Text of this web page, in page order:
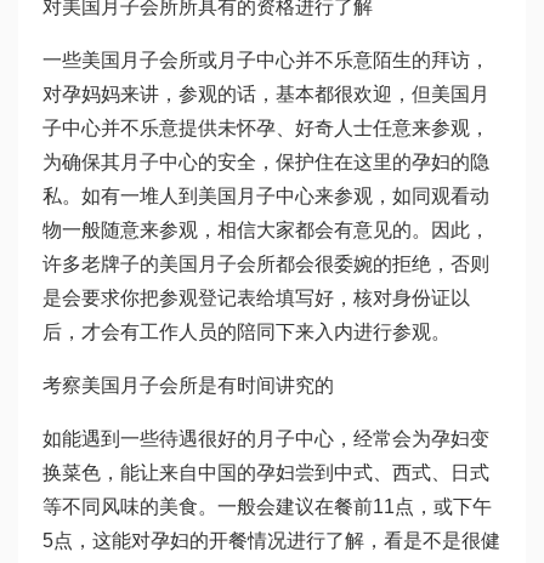
对美国月子会所所具有的资格进行了解
一些美国月子会所或月子中心并不乐意陌生的拜访，
对孕妈妈来讲，参观的话，基本都很欢迎，但美国月
子中心并不乐意提供未怀孕、好奇人士任意来参观，
为确保其月子中心的安全，保护住在这里的孕妇的隐
私。如有一堆人到美国月子中心来参观，如同观看动
物一般随意来参观，相信大家都会有意见的。因此，
许多老牌子的美国月子会所都会很委婉的拒绝，否则
是会要求你把参观登记表给填写好，核对身份证以
后，才会有工作人员的陪同下来入内进行参观。
考察美国月子会所是有时间讲究的
如能遇到一些待遇很好的月子中心，经常会为孕妇变
换菜色，能让来自中国的孕妇尝到中式、西式、日式
等不同风味的美食。一般会建议在餐前11点，或下午
5点，这能对孕妇的开餐情况进行了解，看是不是很健